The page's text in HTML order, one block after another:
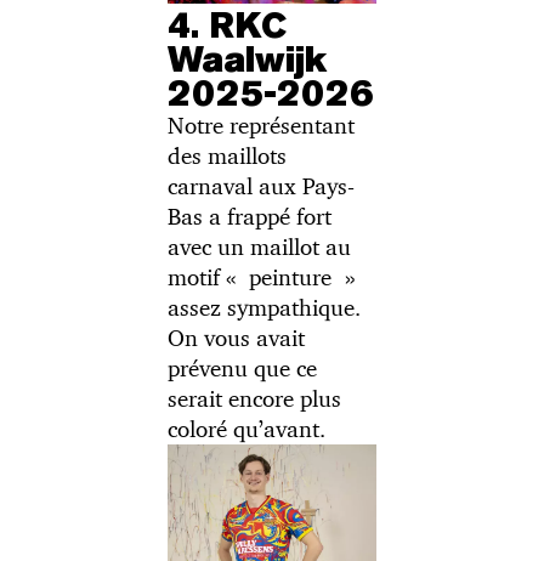
4. RKC
Waalwijk
2025-2026
Notre représentant
des maillots
carnaval aux Pays-
Bas a frappé fort
avec un maillot au
motif « peinture »
assez sympathique.
On vous avait
prévenu que ce
serait encore plus
coloré qu’avant.